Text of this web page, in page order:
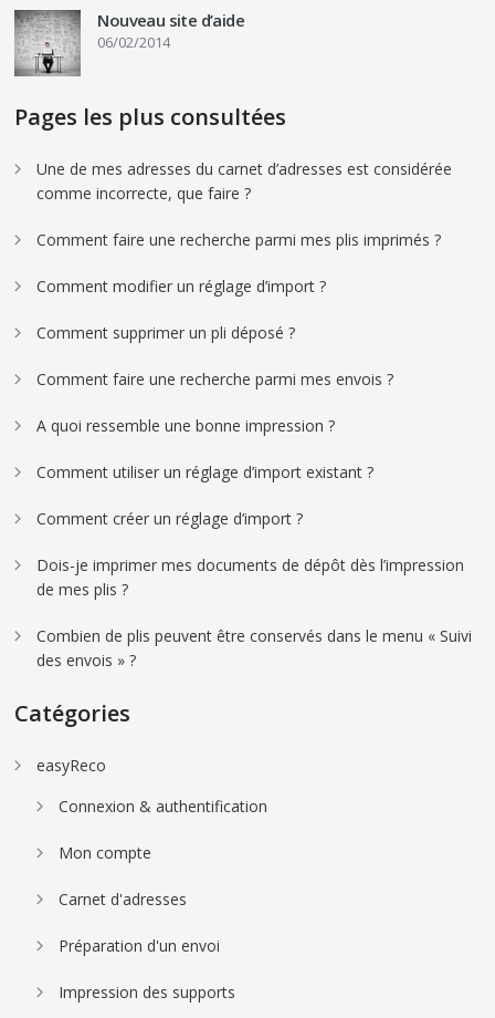
Nouveau site d’aide
06/02/2014
Pages les plus consultées
Une de mes adresses du carnet d’adresses est considérée
comme incorrecte, que faire ?
Comment faire une recherche parmi mes plis imprimés ?
Comment modifier un réglage d’import ?
Comment supprimer un pli déposé ?
Comment faire une recherche parmi mes envois ?
A quoi ressemble une bonne impression ?
Comment utiliser un réglage d’import existant ?
Comment créer un réglage d’import ?
Dois-je imprimer mes documents de dépôt dès l’impression
de mes plis ?
Combien de plis peuvent être conservés dans le menu « Suivi
des envois » ?
Catégories
easyReco
Connexion & authentification
Mon compte
Carnet d'adresses
Préparation d'un envoi
Impression des supports